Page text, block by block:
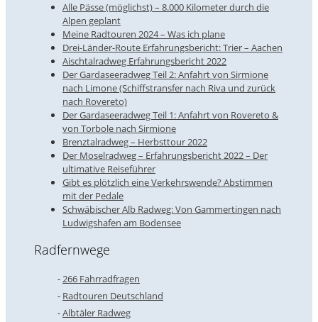
Alle Pässe (möglichst) – 8.000 Kilometer durch die
Alpen geplant
Meine Radtouren 2024 – Was ich plane
Drei-Länder-Route Erfahrungsbericht: Trier – Aachen
Aischtalradweg Erfahrungsbericht 2022
Der Gardaseeradweg Teil 2: Anfahrt von Sirmione
nach Limone (Schiffstransfer nach Riva und zurück
nach Rovereto)
Der Gardaseeradweg Teil 1: Anfahrt von Rovereto &
von Torbole nach Sirmione
Brenztalradweg – Herbsttour 2022
Der Moselradweg – Erfahrungsbericht 2022 – Der
ultimative Reiseführer
Gibt es plötzlich eine Verkehrswende? Abstimmen
mit der Pedale
Schwäbischer Alb Radweg: Von Gammertingen nach
Ludwigshafen am Bodensee
Radfernwege
266 Fahrradfragen
Radtouren Deutschland
Albtäler Radweg